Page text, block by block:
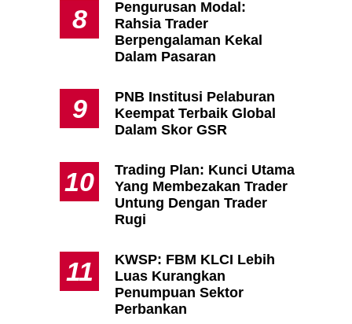
8
Pengurusan Modal:
Rahsia Trader
Berpengalaman Kekal
Dalam Pasaran
9
PNB Institusi Pelaburan
Keempat Terbaik Global
Dalam Skor GSR
10
Trading Plan: Kunci Utama
Yang Membezakan Trader
Untung Dengan Trader
Rugi
11
KWSP: FBM KLCI Lebih
Luas Kurangkan
Penumpuan Sektor
Perbankan